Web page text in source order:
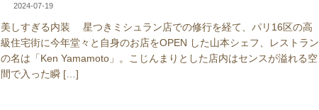
2024-07-19
美しすぎる内装 星つきミシュラン店での修行を経て、パリ16区の高
級住宅街に今年堂々と自身のお店をOPEN した山本シェフ、レストラン
の名は「Ken Yamamoto」。こじんまりとした店内はセンスが溢れる空
間で入った瞬 […]